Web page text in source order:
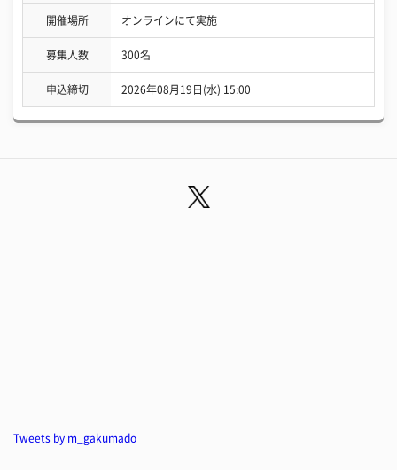
開催場所 オンラインにて実施
募集人数 300名
申込締切 2026年08月19日(水) 15:00
Tweets by m_gakumado